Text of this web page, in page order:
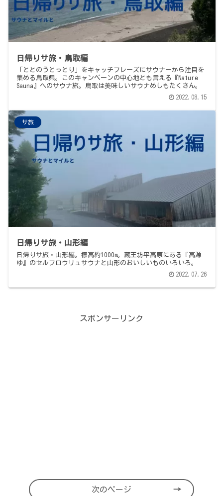
日帰りサ旅・鳥取編
「ととのうとっとり」をキャッチフレーズにサウナーから注目を
集める鳥取県。このキャンペーンの中心地とも言える『Nature
Sauna』へのサウナ旅。鳥取は美味しいサウナめしもたくさん。
2022.08.15
サ旅
日帰りサ旅・山形編
日帰りサ旅・山形編。標高約1000m。蔵王坊平高原にある『高源
ゆ』のセルフロウリュサウナと山形のおいしいものいろいろ。
2022.07.26
スポンサーリンク
次のページ